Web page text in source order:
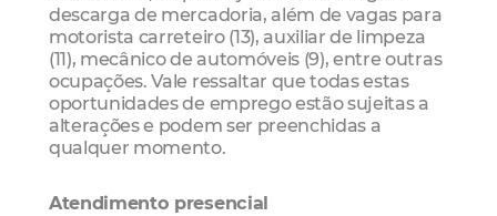
descarga de mercadoria, além de vagas para
motorista carreteiro (13), auxiliar de limpeza
(11), mecânico de automóveis (9), entre outras
ocupações. Vale ressaltar que todas estas
oportunidades de emprego estão sujeitas a
alterações e podem ser preenchidas a
qualquer momento.
Atendimento presencial